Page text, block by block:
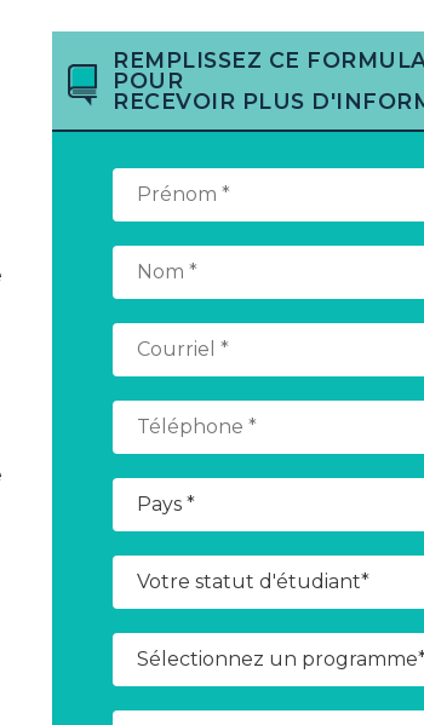
REMPLISSEZ CE
POUR
RECEVOIR PLUS